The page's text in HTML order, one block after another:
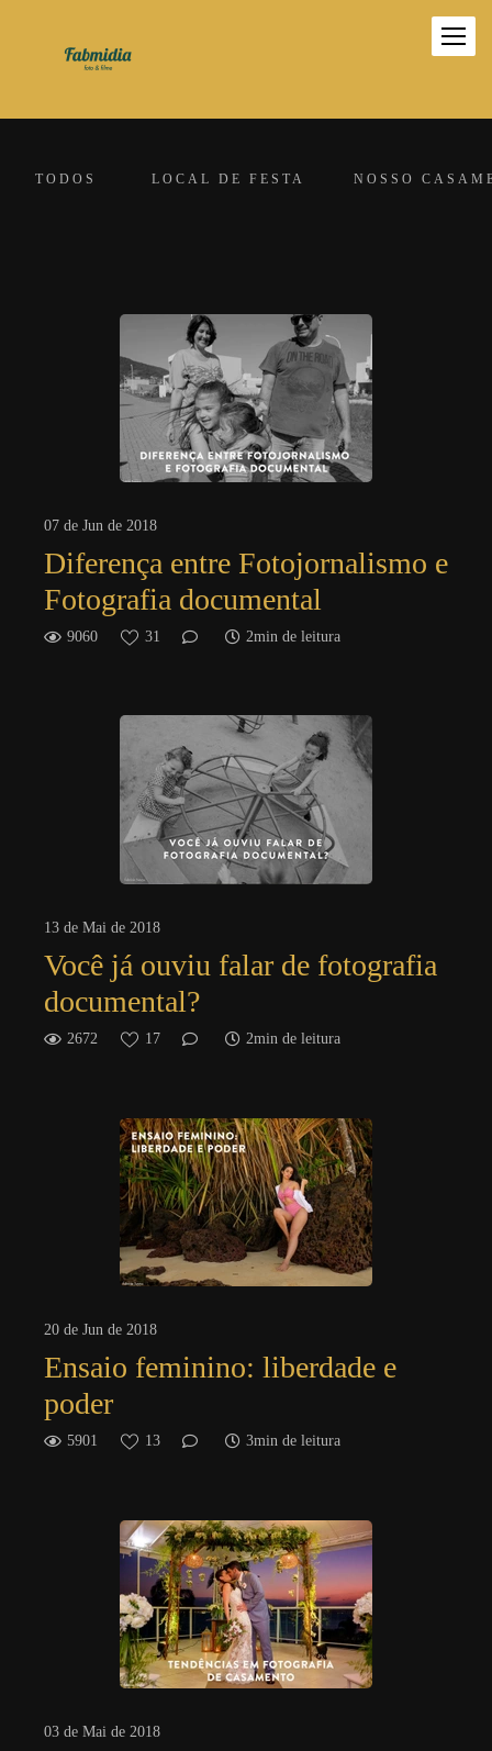
TODOS LOCAL DE FESTA NOSSO
07 de Jun de 2018
Diferença entre Fotojornalismo e
Fotografia documental
9060 31 2min de leitura
13 de Mai de 2018
Você já ouviu falar de fotografia
documental?
2672 17 2min de leitura
20 de Jun de 2018
Ensaio feminino: liberdade e
poder
5901 13 3min de leitura
03 de Mai de 2018